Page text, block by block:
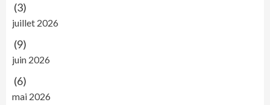
(3)
juillet 2026
(9)
juin 2026
(6)
mai 2026